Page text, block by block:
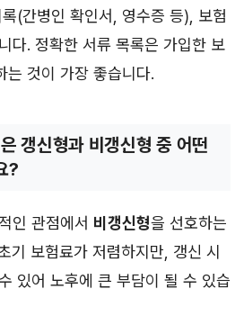
(간병인 확인서, 영수증 등), 보험
다. 정확한 서류 목록은 가입한 보
는 것이 가장 좋습니다.
갱신형과 비갱신형 중 어떤
?
인 관점에서 비갱신형을 선호하는
기 보험료가 저렴하지만, 갱신 시
있어 노후에 큰 부담이 될 수 있습